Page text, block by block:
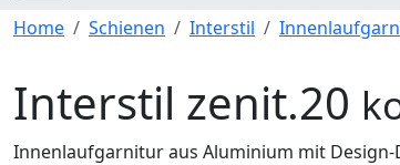
Home Schienen Interstil
Interstil zenit.20
Innenlaufgarnitur aus Aluminium mit